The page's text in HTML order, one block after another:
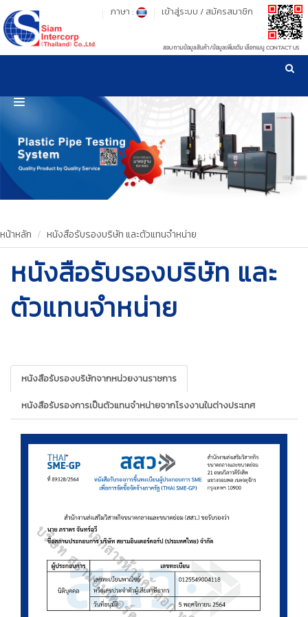
รู้ลึก รู้จริง เรื่องเครื่องมือทดสอบวัสดุ ! ยืน 1 เรื่องมาตรฐานการให้บริการ
เข้าสู่ระบบ / สมัครสมาชิก
ภาษา :
สอบถามข้อมูลสินค้า/ข้อมูลเพิ่มเติม เลือกเมนู CONTACT US
HOME
PRODUCT
OUR CLIENTS
OUR WORKS
CALIBRATION
CONTACT US
หน้าหลัก หนังสือรับรองบริษัท และตัวแทนจำหน่าย
หนังสือรับรองบริษัท และ
ตัวแทนจำหน่าย
หนังสือรับรองบริษัทจากหน่วยงานราชการ
หนังสือรับรองการเป็นตัวแทนจำหน่ายจากโรงงานในต่างประเทศ